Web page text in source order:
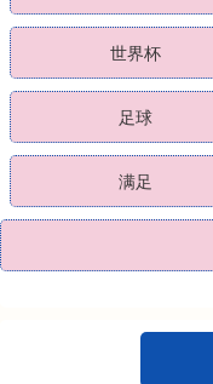
世界杯
足球
满足